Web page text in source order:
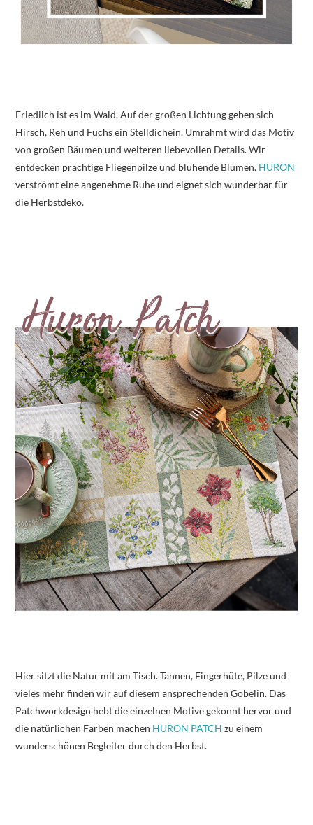
Friedlich ist es im Wald. Auf der großen Lichtung geben sich
Hirsch, Reh und Fuchs ein Stelldichein. Umrahmt wird das Motiv
von großen Bäumen und weiteren liebevollen Details. Wir
entdecken prächtige Fliegenpilze und blühende Blumen. HURON
verströmt eine angenehme Ruhe und eignet sich wunderbar für
die Herbstdeko.
Hier sitzt die Natur mit am Tisch. Tannen, Fingerhüte, Pilze und
vieles mehr finden wir auf diesem ansprechenden Gobelin. Das
Patchworkdesign hebt die einzelnen Motive gekonnt hervor und
die natürlichen Farben machen HURON PATCH zu einem
wunderschönen Begleiter durch den Herbst.